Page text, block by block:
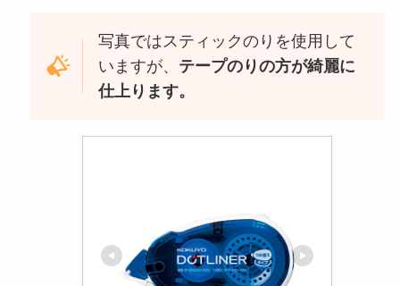
写真ではスティックのりを使用して
いますが、 テープのりの方が綺麗に
仕上ります。